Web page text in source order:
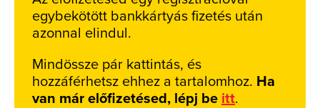
egybekötött bankkártyás fizetés után
azonnal elindul.
Mindössze pár kattintás, és
hozzáférhetsz ehhez a tartalomhoz. Ha
van már előfizetésed, lépj be itt.